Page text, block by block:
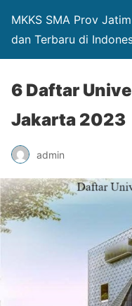
MKKS SMA Prov
dan Terbaru di
6 Daftar
Jakarta 2023
admin